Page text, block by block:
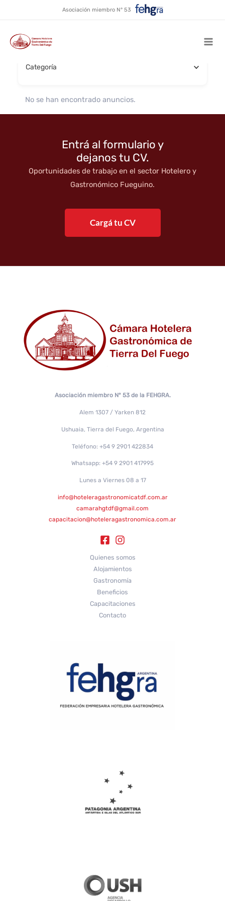
contenido
Asociación miembro N° 53
Catering
Buscar por nombre
Categoría
No se han encontrado anuncios.
Entrá al formulario y
dejanos tu CV.
Oportunidades de trabajo en el sector Hotelero y
Gastronómico Fueguino.
Cargá tu CV
Asociación miembro N° 53 de la FEHGRA.
Alem 1307 / Yarken 812
Ushuaia, Tierra del Fuego, Argentina
Teléfono: +54 9 2901 422834
Whatsapp: +54 9 2901 417995
Lunes a Viernes 08 a 17
info@hoteleragastronomicatdf.com.ar
camarahgtdf@gmail.com
capacitacion@hoteleragastronomica.com.ar
Quienes somos
Alojamientos
Gastronomía
Beneficios
Capacitaciones
Contacto